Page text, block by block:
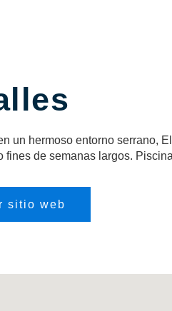
un hermoso entorno serrano,
fines de semanas largos.
sitio web